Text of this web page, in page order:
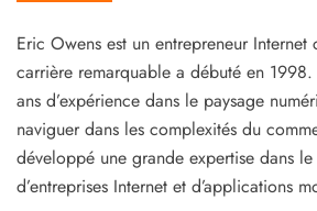
Eric Owens est un entrepreneur Internet
carrière remarquable a débuté en
ans d’expérience dans le paysage
naviguer dans les complexités du
développé une grande expertise dans
d’entreprises Internet et d’applications